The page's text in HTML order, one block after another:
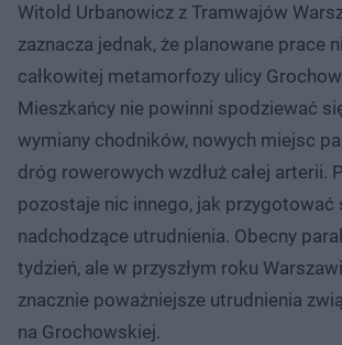
Witold Urbanowicz z Tramwajów
zaznacza jednak, że planowane prace
całkowitej metamorfozy ulicy
Mieszkańcy nie powinni spodziewać
wymiany chodników, nowych miejsc
dróg rowerowych wzdłuż całej arterii.
pozostaje nic innego, jak przygotować
nadchodzące utrudnienia. Obecny
tydzień, ale w przyszłym roku
znacznie poważniejsze utrudnienia
na Grochowskiej.